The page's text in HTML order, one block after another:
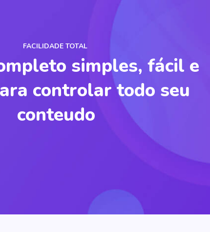
FACILIDADE TOTAL
simples, fácil e
controlar todo seu
conteudo